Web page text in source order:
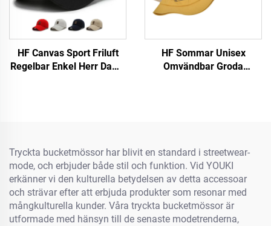
HF Canvas Sport Friluft
Regelbar Enkel Herr Dams
HF Sommar Unisex
Omvändbar Groda
Tryckta bucketmössor har blivit en standard i streetwear-
mode, och erbjuder både stil och funktion. Vid YOUKI
erkänner vi den kulturella betydelsen av detta accessoar
och strävar efter att erbjuda produkter som resonar med
mångkulturella kunder. Våra tryckta bucketmössor är
utformade med hänsyn till de senaste modetrenderna,